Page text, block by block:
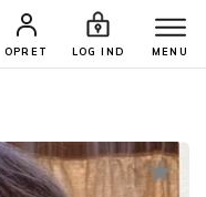
OPRET LOG IND MENU
SØG PROFIL